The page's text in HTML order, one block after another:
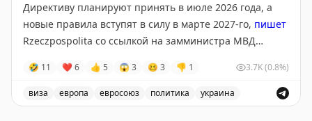
Директиву планируют принять в июле 2026 года, а
новые правила вступят в силу в марте 2027-го, пишет
Rzeczpospolita со ссылкой на замминистра МВД
Для въезда и получения временной защиты
потребуется подтверждение освобождения или
🤣 11 ❤ 6 👍 5 😱 3 🥴 3 👎 1 3.7K(0.8%)
виза европа евросоюз политика украина